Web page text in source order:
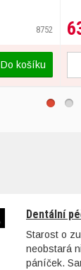
8752
Do košíku
Dentální
Starost o
neobstará
páníček.